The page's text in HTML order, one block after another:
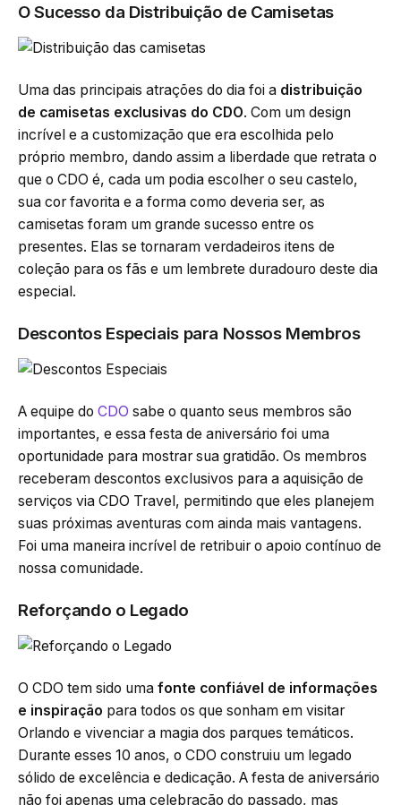
O Sucesso da Distribuição de Camisetas
Uma das principais atrações do dia foi a distribuição
de camisetas exclusivas do CDO. Com um design
incrível e a customização que era escolhida pelo
próprio membro, dando assim a liberdade que retrata o
que o CDO é, cada um podia escolher o seu castelo,
sua cor favorita e a forma como deveria ser, as
camisetas foram um grande sucesso entre os
presentes. Elas se tornaram verdadeiros itens de
coleção para os fãs e um lembrete duradouro deste dia
especial.
Descontos Especiais para Nossos Membros
A equipe do CDO sabe o quanto seus membros são
importantes, e essa festa de aniversário foi uma
oportunidade para mostrar sua gratidão. Os membros
receberam descontos exclusivos para a aquisição de
serviços via CDO Travel, permitindo que eles planejem
suas próximas aventuras com ainda mais vantagens.
Foi uma maneira incrível de retribuir o apoio contínuo de
nossa comunidade.
Reforçando o Legado
O CDO tem sido uma fonte confiável de informações
e inspiração para todos os que sonham em visitar
Orlando e vivenciar a magia dos parques temáticos.
Durante esses 10 anos, o CDO construiu um legado
sólido de excelência e dedicação. A festa de aniversário
não foi apenas uma celebração do passado, mas